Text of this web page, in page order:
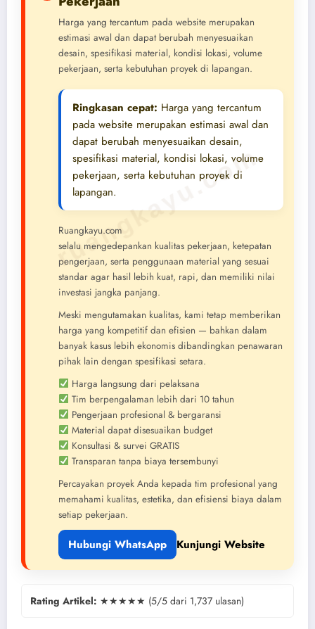
Harga yang tercantum pada website merupakan
estimasi awal dan dapat berubah menyesuaikan
desain, spesifikasi material, kondisi lokasi, volume
pekerjaan, serta kebutuhan proyek di lapangan.
Ringkasan cepat: Harga yang tercantum
pada website merupakan estimasi awal dan
dapat berubah menyesuaikan desain,
spesifikasi material, kondisi lokasi, volume
pekerjaan, serta kebutuhan proyek di
lapangan.
Ruangkayu.com
selalu mengedepankan kualitas pekerjaan, ketepatan
pengerjaan, serta penggunaan material yang sesuai
standar agar hasil lebih kuat, rapi, dan memiliki nilai
investasi jangka panjang.
Meski mengutamakan kualitas, kami tetap memberikan
harga yang kompetitif dan efisien — bahkan dalam
banyak kasus lebih ekonomis dibandingkan penawaran
pihak lain dengan spesifikasi setara.
Harga langsung dari pelaksana
Tim berpengalaman lebih dari 10 tahun
Pengerjaan profesional & bergaransi
Material dapat disesuaikan budget
Konsultasi & survei GRATIS
Transparan tanpa biaya tersembunyi
Percayakan proyek Anda kepada tim profesional yang
memahami kualitas, estetika, dan efisiensi biaya dalam
setiap pekerjaan.
Hubungi WhatsApp Kunjungi Website
Rating Artikel: ★★★★★ (5/5 dari 1,737 ulasan)
ruangkayu.com